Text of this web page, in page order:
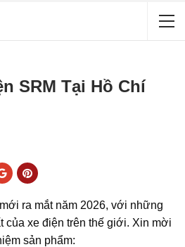
SRM Tại Hồ Chí
mới ra mắt năm 2026, với những
của xe điện trên thế giới. Xin mời
sản phẩm: